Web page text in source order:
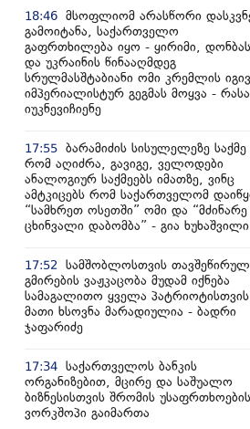
18:46 მსოფლიომ არასწორი
გამოიტანა, საქართველო
გაფრთხილება იყო - ყირიმი,
და უკრაინის წინააღმდეგ
სრულმასშტაბიანი ომი კრემლის
იმპერიალისტურ გეგმას მოყვა - რასა
იუკნევიჩიენე
17:55 ბარამიძის სისულელეზე საქმე
რომ აღიძრა, გავიგე, ველოდები
ანალოგიურ საქმეებს იმათზე, ვინც
ამტკიცებს რომ საქართველომ
“სამხრეთ ოსეთში” ომი და “მძინარე
ცხინვალი დაბომბა” - გია ხუხაშვილი
17:52
სამშობლოსთვის
გმირების ვაჟკაცობა მუდამ იქნება
სამაგალითო ყველა
მათი ხსოვნა მარადიულია - ბადრი
ჯაფარიძე
17:34 საქართველოს ბანკის
ორგანიზებით, მცირე და საშუალო
ბიზნესისთვის შრომის უსაფრთხოების
ვორკშოპი გაიმართა